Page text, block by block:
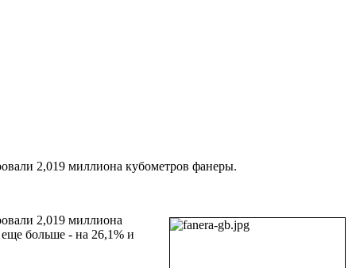
2,019 миллиона кубометров фанеры.
2,019 миллиона
больше - на 26,1% и